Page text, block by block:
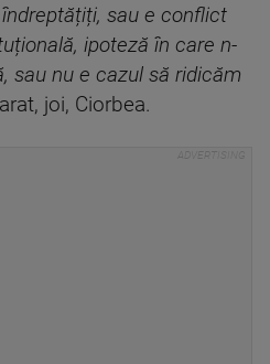
sau e conflict
ipoteză în care n-
sau nu e cazul să ridicăm
joi, Ciorbea.